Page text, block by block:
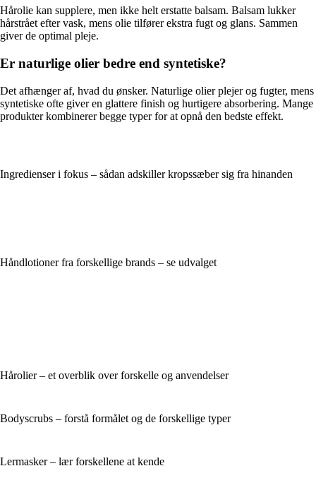
Hårolie kan supplere, men ikke helt erstatte balsam. Balsam lukker
hårstrået efter vask, mens olie tilfører ekstra fugt og glans. Sammen
giver de optimal pleje.
Er naturlige olier bedre end syntetiske?
Det afhænger af, hvad du ønsker. Naturlige olier plejer og fugter, mens
syntetiske ofte giver en glattere finish og hurtigere absorbering. Mange
produkter kombinerer begge typer for at opnå den bedste effekt.
Ingredienser i fokus – sådan adskiller kropssæber sig fra hinanden
Håndlotioner fra forskellige brands – se udvalget
Hårolier – et overblik over forskelle og anvendelser
Bodyscrubs – forstå formålet og de forskellige typer
Lermasker – lær forskellene at kende